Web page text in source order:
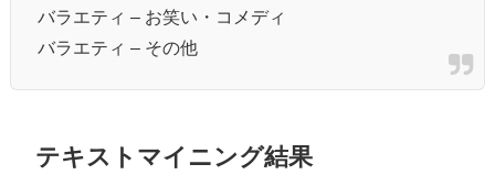
バラエティ – お笑い・コメディ
バラエティ – その他
テキストマイニング結果